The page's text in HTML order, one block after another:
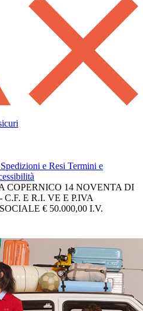
Spedizioni e Resi Termini e
COPERNICO 14 NOVENTA DI
E R.I. VE E P.IVA
€ 50.000,00 I.V.